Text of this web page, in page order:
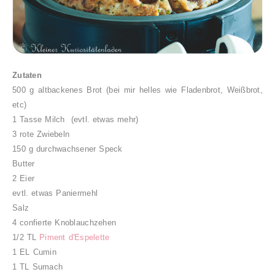
Zutaten
500 g altbackenes Brot (bei mir helles wie Fladenbrot, Weißbrot,
etc)
1 Tasse Milch (evtl. etwas mehr)
3 rote Zwiebeln
150 g durchwachsener Speck
Butter
2 Eier
evtl. etwas Paniermehl
Salz
4 confierte Knoblauchzehen
1/2 TL
Piment d'Espelette
1 EL Cumin
1 TL Sumach